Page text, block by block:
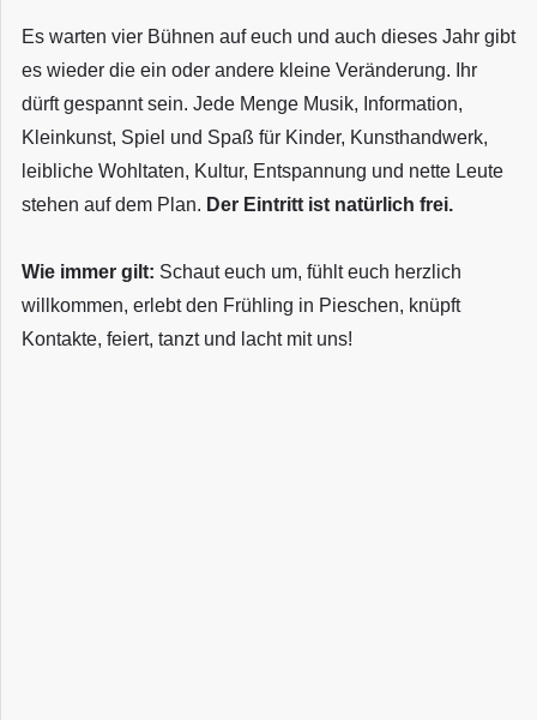
Es warten vier Bühnen auf euch und auch dieses Jahr gibt
es wieder die ein oder andere kleine Veränderung. Ihr
dürft gespannt sein. Jede Menge Musik, Information,
Kleinkunst, Spiel und Spaß für Kinder, Kunsthandwerk,
leibliche Wohltaten, Kultur, Entspannung und nette Leute
stehen auf dem Plan. Der Eintritt ist natürlich frei.
Wie immer gilt: Schaut euch um, fühlt euch herzlich
willkommen, erlebt den Frühling in Pieschen, knüpft
Kontakte, feiert, tanzt und lacht mit uns!